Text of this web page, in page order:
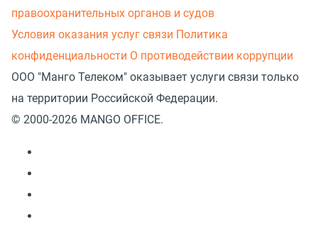
правоохранительных органов и судов
Условия оказания услуг связи Политика
конфиденциальности О противодействии коррупции
ООО "Манго Телеком" оказывает услуги связи только
на территории Российской Федерации.
© 2000-2026 MANGO OFFICE.